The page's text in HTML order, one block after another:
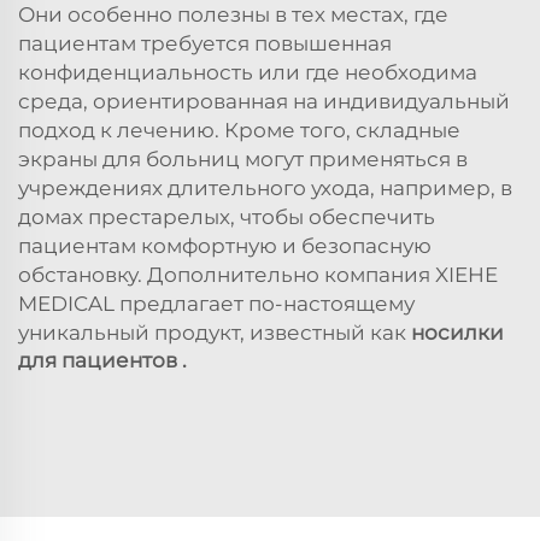
Они особенно полезны в тех местах, где
пациентам требуется повышенная
конфиденциальность или где необходима
среда, ориентированная на индивидуальный
подход к лечению. Кроме того, складные
экраны для больниц могут применяться в
учреждениях длительного ухода, например, в
домах престарелых, чтобы обеспечить
пациентам комфортную и безопасную
обстановку. Дополнительно компания XIEHE
MEDICAL предлагает по-настоящему
уникальный продукт, известный как носилки
для пациентов .